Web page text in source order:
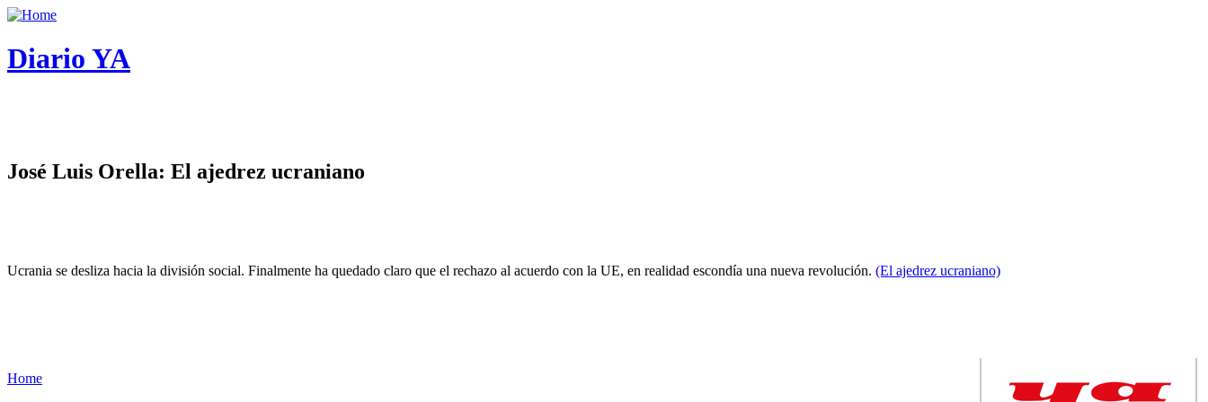
Diario YA
José Luis Orella: El ajedrez ucraniano
Ucrania se desliza hacia la división social. Finalmente ha quedado claro que el rechazo al acuerdo con la UE, en realidad escondía una nueva revolución. (El ajedrez ucraniano)
Home